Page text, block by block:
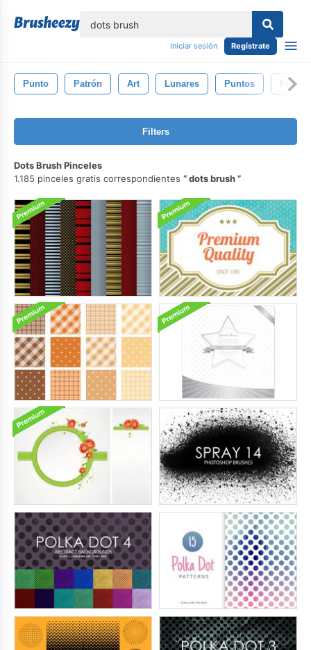
Iniciar sesión Regístrate
Punto Patrón Art Lunares Puntos Fondo
Filters
Dots Brush Pinceles
1.185 pinceles gratis correspondientes
dots brush